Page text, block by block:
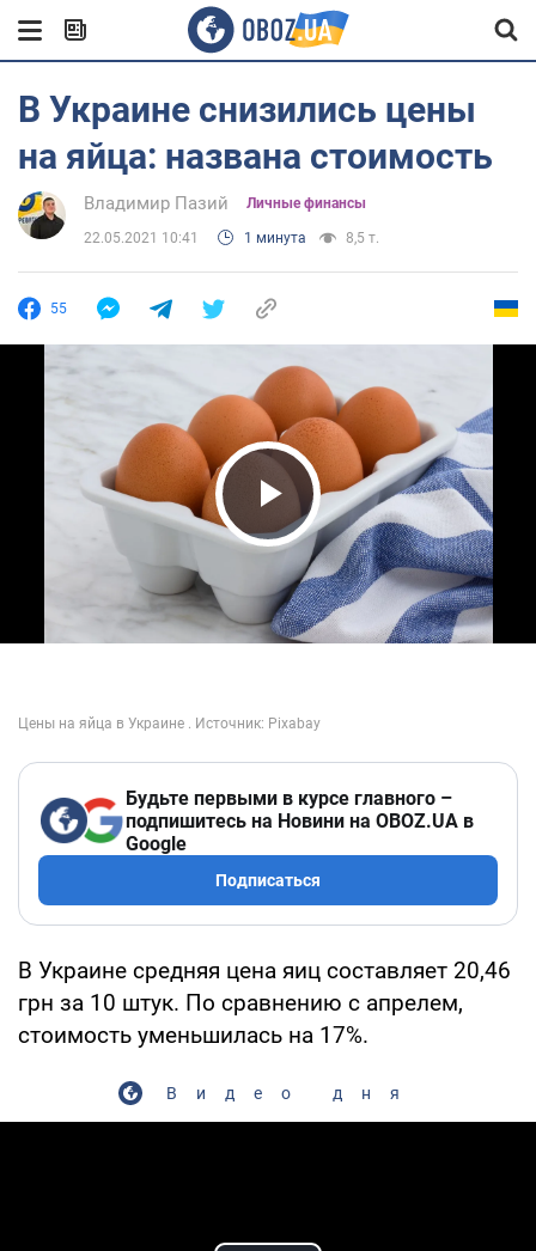
В Украине снизились цены
на яйца: названа стоимость
Владимир Пазий Личные финансы
22.05.2021 10:41 1 минута 8,5 т.
55
Play Video
Будьте первыми в курсе главного –
подпишитесь на Новини на OBOZ.UA в
Google
Подписаться
В Украине средняя цена яиц составляет 20,46
грн за 10 штук. По сравнению с апрелем,
стоимость уменьшилась на 17%.
Видео дня